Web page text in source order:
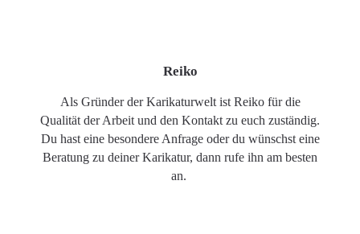
Reiko
Als Gründer der Karikaturwelt ist Reiko für die
Qualität der Arbeit und den Kontakt zu euch zuständig.
Du hast eine besondere Anfrage oder du wünschst eine
Beratung zu deiner Karikatur, dann rufe ihn am besten
an.